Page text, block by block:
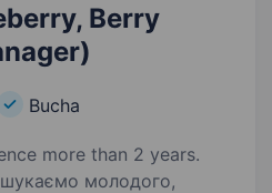
Berry
Bucha
more than 2 years.